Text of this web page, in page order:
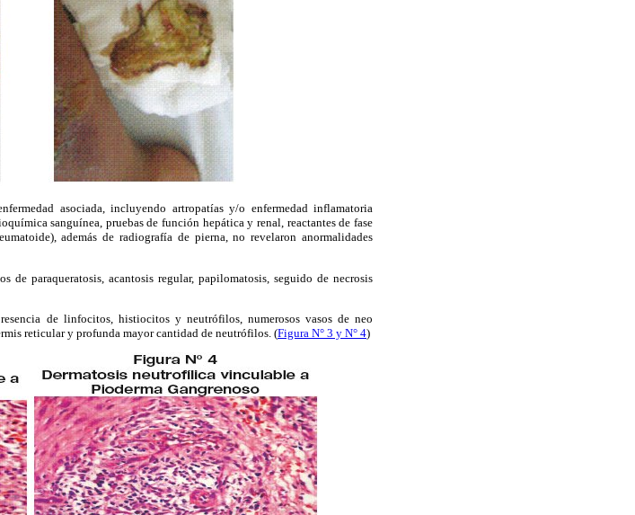
asociada, incluyendo artropatías y/o enfermedad inflamatoria
sanguínea, pruebas de función hepática y renal, reactantes de fase
además de radiografía de pierna, no revelaron anormalidades
paraqueratosis, acantosis regular, papilomatosis, seguido de necrosis
de linfocitos, histiocitos y neutrófilos, numerosos vasos de neo
reticular y profunda mayor cantidad de neutrófilos. (Figura N° 3 y N° 4)